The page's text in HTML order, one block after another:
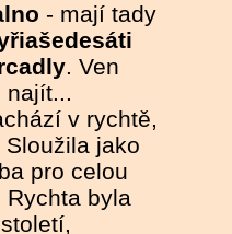
- mají tady
. Ven
najít...
v rychtě,
jako
pro celou
Rychta byla